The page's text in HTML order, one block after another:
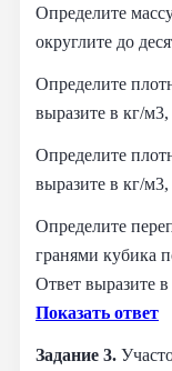
Определите
округлите до
Определите
выразите в кг/
Определите
выразите в кг/
Определите
гранями кубика
Ответ выразите
Показать ответ
Задание 3.